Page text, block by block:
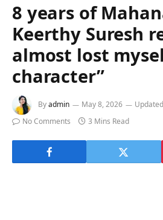
8 years of
Keerthy Suresh
almost lost
character”
Byadmin May 8, 2026
No Comments
3 Mins Read